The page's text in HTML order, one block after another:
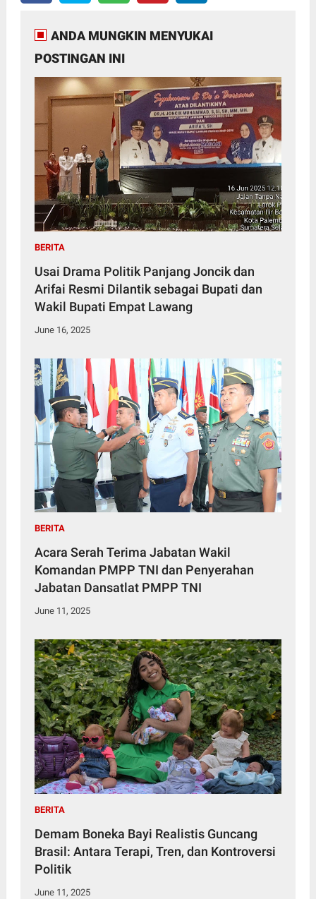
ANDA MUNGKIN MENYUKAI
POSTINGAN INI
BERITA
Usai Drama Politik Panjang Joncik dan
Arifai Resmi Dilantik sebagai Bupati dan
Wakil Bupati Empat Lawang
June 16, 2025
BERITA
Acara Serah Terima Jabatan Wakil
Komandan PMPP TNI dan Penyerahan
Jabatan Dansatlat PMPP TNI
June 11, 2025
BERITA
Demam Boneka Bayi Realistis Guncang
Brasil: Antara Terapi, Tren, dan Kontroversi
Politik
June 11, 2025